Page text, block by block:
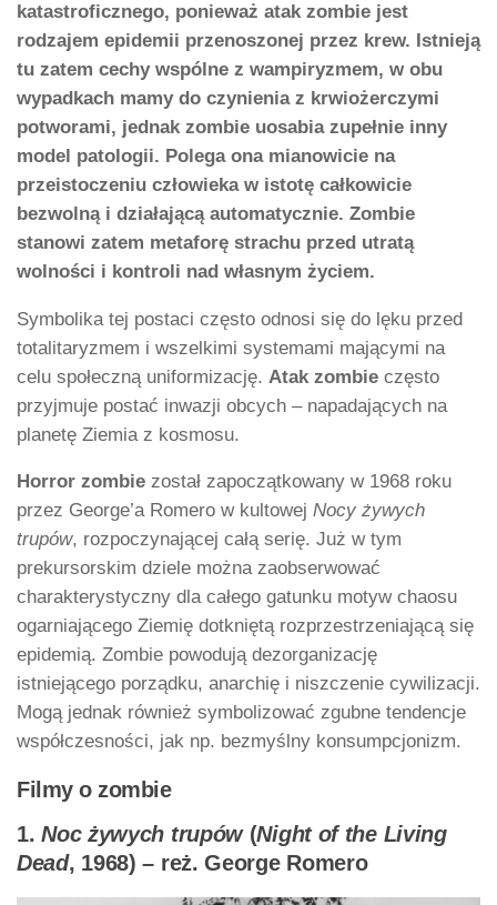
katastroficznego, ponieważ atak zombie jest
rodzajem epidemii przenoszonej przez krew. Istnieją
tu zatem cechy wspólne z wampiryzmem, w obu
wypadkach mamy do czynienia z krwiożerczymi
potworami, jednak zombie uosabia zupełnie inny
model patologii. Polega ona mianowicie na
przeistoczeniu człowieka w istotę całkowicie
bezwolną i działającą automatycznie. Zombie
stanowi zatem metaforę strachu przed utratą
wolności i kontroli nad własnym życiem.
Symbolika tej postaci często odnosi się do lęku przed
totalitaryzmem i wszelkimi systemami mającymi na
celu społeczną uniformizację. Atak zombie często
przyjmuje postać inwazji obcych – napadających na
planetę Ziemia z kosmosu.
Horror zombie został zapoczątkowany w 1968 roku
przez George’a Romero w kultowej Nocy żywych
trupów, rozpoczynającej całą serię. Już w tym
prekursorskim dziele można zaobserwować
charakterystyczny dla całego gatunku motyw chaosu
ogarniającego Ziemię dotkniętą rozprzestrzeniającą się
epidemią. Zombie powodują dezorganizację
istniejącego porządku, anarchię i niszczenie cywilizacji.
Mogą jednak również symbolizować zgubne tendencje
współczesności, jak np. bezmyślny konsumpcjonizm.
Filmy o zombie
1.Noc żywych trupów(Night of the Living
Dead, 1968) – reż. George Romero